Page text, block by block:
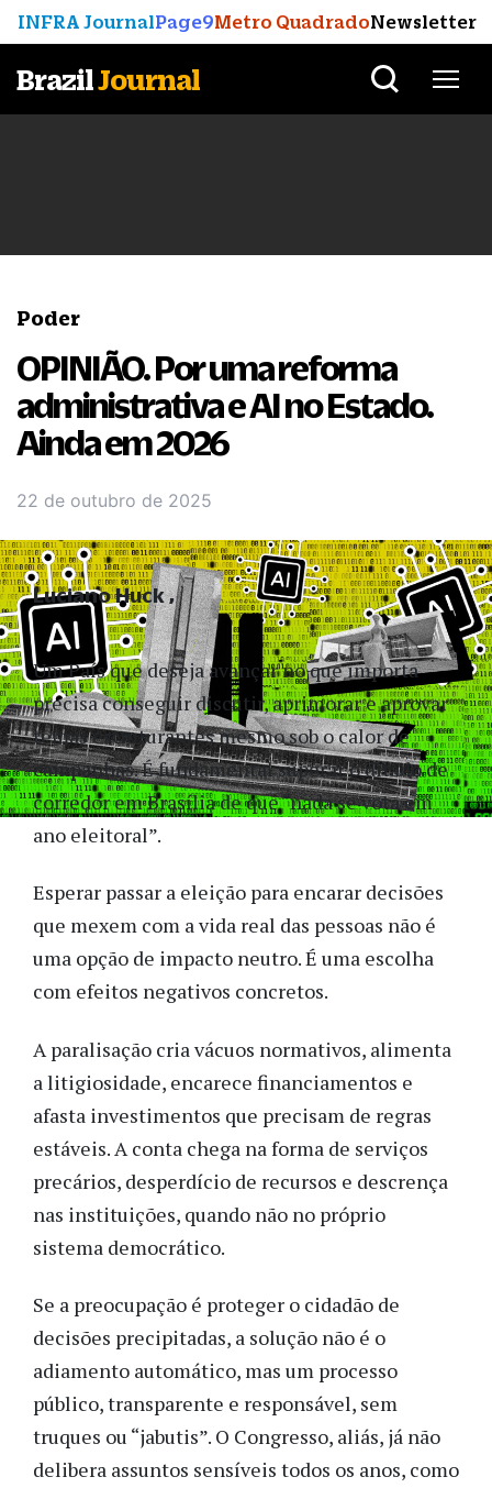
INFRA JournalPage9Metro QuadradoNewsletter
BrazilJournal
Poder
OPINIÃO. Por uma reforma
administrativa e AI no Estado.
Ainda em 2026
22 de outubro de 2025
Um País que deseja avançar no que importa
precisa conseguir discutir, aprimorar e aprovar
temas estruturantes mesmo sob o calor de
campanhas. É fundamental superar o ditado de
corredor em Brasília de que “nada se vota em
ano eleitoral”.
Esperar passar a eleição para encarar decisões
que mexem com a vida real das pessoas não é
uma opção de impacto neutro. É uma escolha
com efeitos negativos concretos.
A paralisação cria vácuos normativos, alimenta
a litigiosidade, encarece financiamentos e
afasta investimentos que precisam de regras
estáveis. A conta chega na forma de serviços
precários, desperdício de recursos e descrença
nas instituições, quando não no próprio
sistema democrático.
Se a preocupação é proteger o cidadão de
decisões precipitadas, a solução não é o
adiamento automático, mas um processo
público, transparente e responsável, sem
truques ou “jabutis”. O Congresso, aliás, já não
delibera assuntos sensíveis todos os anos, como
Luciano Huck